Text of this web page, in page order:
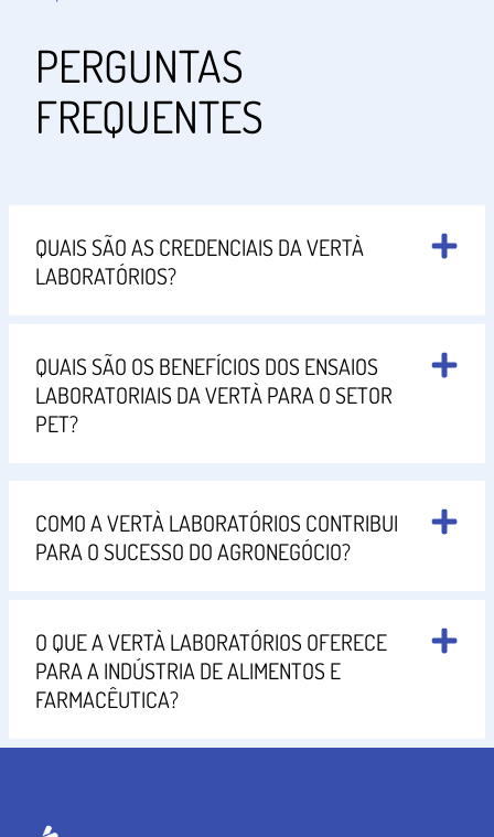
PERGUNTAS
FREQUENTES
QUAIS SÃO AS CREDENCIAIS DA VERTÀ
LABORATÓRIOS?
QUAIS SÃO OS BENEFÍCIOS DOS ENSAIOS
LABORATORIAIS DA VERTÀ PARA O SETOR
PET?
COMO A VERTÀ LABORATÓRIOS CONTRIBUI
PARA O SUCESSO DO AGRONEGÓCIO?
O QUE A VERTÀ LABORATÓRIOS OFERECE
PARA A INDÚSTRIA DE ALIMENTOS E
FARMACÊUTICA?